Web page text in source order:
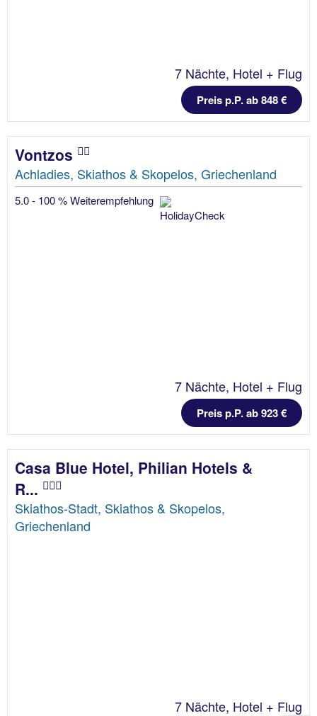
7 Nächte, Hotel + Flug
Preis p.P. ab 848 €
Vontzos
Achladies, Skiathos & Skopelos, Griechenland
5.0 - 100 % Weiterempfehlung
7 Nächte, Hotel + Flug
Preis p.P. ab 923 €
Casa Blue Hotel, Philian Hotels &
R...
Skiathos-Stadt, Skiathos & Skopelos,
Griechenland
7 Nächte, Hotel + Flug